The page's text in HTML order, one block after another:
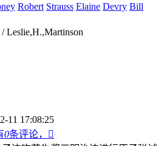
Robert Strauss Elaine Devry Bill
Leslie,H.,Martinson
11 17:08:25
0条评论，
